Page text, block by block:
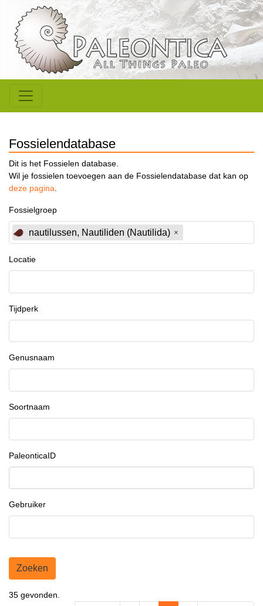
Fossielendatabase
Dit is het Fossielen database.
Wil je fossielen toevoegen aan de Fossielendatabase dat kan op
deze pagina.
Fossielgroep
nautilussen, Nautiliden (Nautilida)
Locatie
Tijdperk
Genusnaam
Soortnaam
PaleonticaID
Gebruiker
Zoeken
35 gevonden.